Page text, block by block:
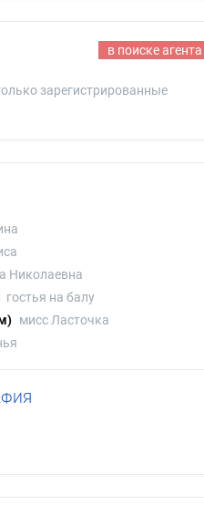
в поиске агента
зарегистрированные
Николаевна
гостья на балу
мисс Ласточка